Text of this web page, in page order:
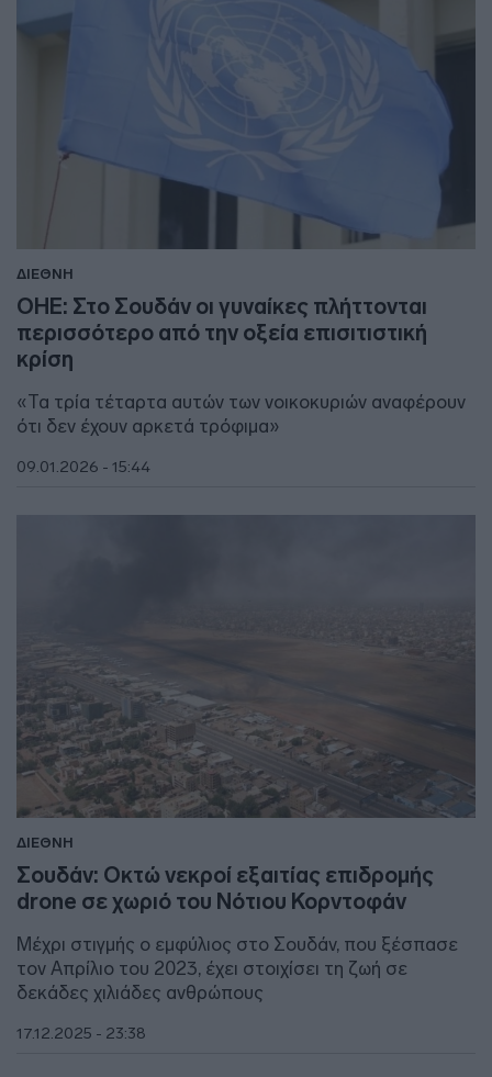
ΔΙΕΘΝΗ
ΟΗΕ: Στο Σουδάν οι γυναίκες πλήττονται
περισσότερο από την οξεία επισιτιστική
κρίση
«Τα τρία τέταρτα αυτών των νοικοκυριών αναφέρουν
ότι δεν έχουν αρκετά τρόφιμα»
09.01.2026 - 15:44
ΔΙΕΘΝΗ
Σουδάν: Οκτώ νεκροί εξαιτίας επιδρομής
drone σε χωριό του Νότιου Κορντοφάν
Μέχρι στιγμής ο εμφύλιος στο Σουδάν, που ξέσπασε
τον Απρίλιο του 2023, έχει στοιχίσει τη ζωή σε
δεκάδες χιλιάδες ανθρώπους
17.12.2025 - 23:38